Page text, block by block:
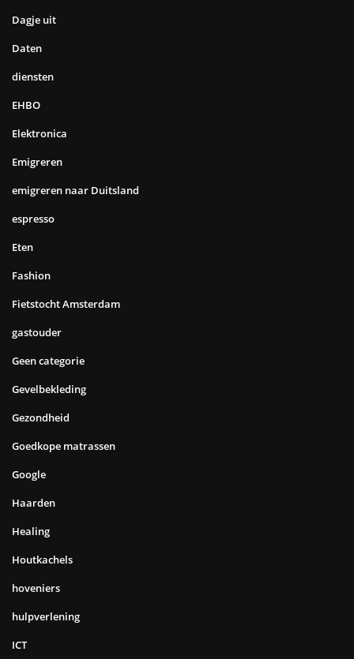
Dagje uit
Daten
diensten
EHBO
Elektronica
Emigreren
emigreren naar Duitsland
espresso
Eten
Fashion
Fietstocht Amsterdam
gastouder
Geen categorie
Gevelbekleding
Gezondheid
Goedkope matrassen
Google
Haarden
Healing
Houtkachels
hoveniers
hulpverlening
ICT